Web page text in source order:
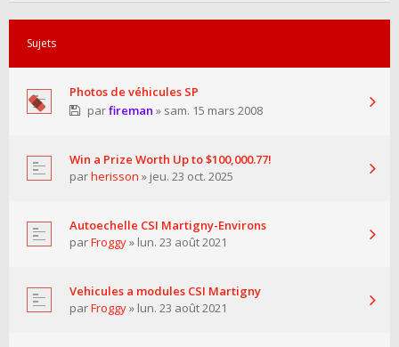
Sujets
Photos de véhicules SP
parfireman » sam. 15 mars 2008
Win a Prize Worth Up to $100,000.77!
parherisson » jeu. 23 oct. 2025
Autoechelle CSI Martigny-Environs
parFroggy» lun. 23 août 2021
Vehicules a modules CSI Martigny
parFroggy» lun. 23 août 2021